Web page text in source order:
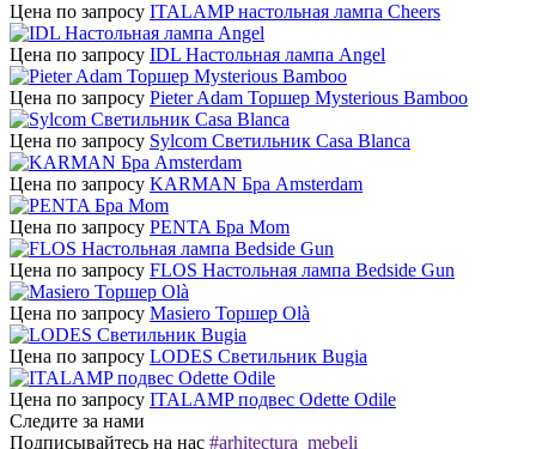
Цена по запросу ITALAMP настольная лампа Cheers
Цена по запросу IDL Настольная лампа Angel
Цена по запросу Pieter Adam Торшер Mysterious Bamboo
Цена по запросу Sylcom Светильник Casa Blanca
Цена по запросу KARMAN Бра Amsterdam
Цена по запросу PENTA Бра Mom
Цена по запросу FLOS Настольная лампа Bedside Gun
Цена по запросу Masiero Торшер Olà
Цена по запросу LODES Светильник Bugia
Цена по запросу ITALAMP подвес Odette Odile
Следите за нами
Подписывайтесь на нас #arhitectura_mebeli